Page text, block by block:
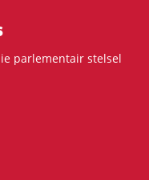
parlementair stelsel